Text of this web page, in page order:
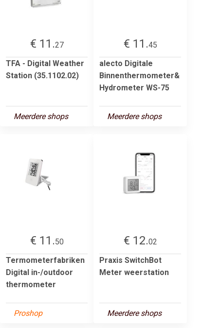
€ 11.27
TFA - Digital Weather
Station (35.1102.02)
Meerdere shops
€ 11.45
alecto Digitale
Binnenthermometer&
Hydrometer WS-75
Meerdere shops
€ 11.50
Termometerfabriken
Digital in-/outdoor
thermometer
Proshop
€ 12.02
Praxis SwitchBot
Meter weerstation
Meerdere shops